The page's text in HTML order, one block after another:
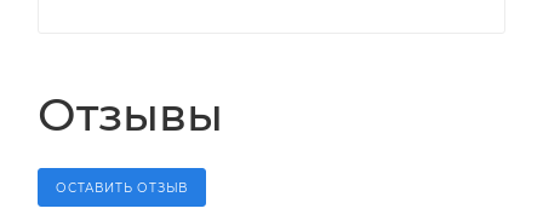
Отзывы
ОСТАВИТЬ ОТЗЫВ